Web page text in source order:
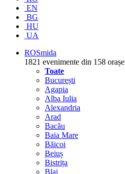
EN
BG
HU
UA
ROSmida
1821 evenimente din 158 orașe
Toate
București
Agapia
Alba Iulia
Alexandria
Arad
Bacău
Baia Mare
Băicoi
Beiuș
Bistrița
Blaj